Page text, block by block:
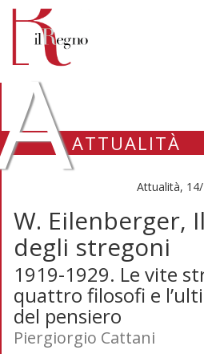
ATTUALITÀ
Attualità,
W. Eilenberger,
degli stregoni
1919-1929. Le vite
quattro filosofi e
del pensiero
Piergiorgio Cattani